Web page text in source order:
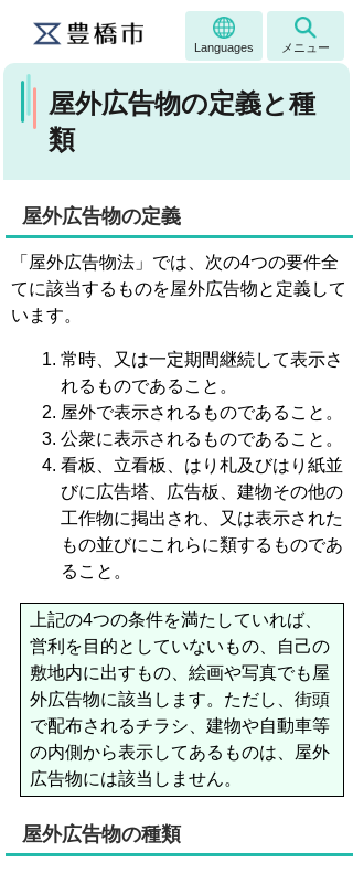
Languages メニュー
屋外広告物の定義と種
類
屋外広告物の定義
「屋外広告物法」では、次の4つの要件全
てに該当するものを屋外広告物と定義して
います。
常時、又は一定期間継続して表示さ
れるものであること。
屋外で表示されるものであること。
公衆に表示されるものであること。
看板、立看板、はり札及びはり紙並
びに広告塔、広告板、建物その他の
工作物に掲出され、又は表示された
もの並びにこれらに類するものであ
ること。
上記の4つの条件を満たしていれば、
営利を目的としていないもの、自己の
敷地内に出すもの、絵画や写真でも屋
外広告物に該当します。ただし、街頭
で配布されるチラシ、建物や自動車等
の内側から表示してあるものは、屋外
広告物には該当しません。
屋外広告物の種類